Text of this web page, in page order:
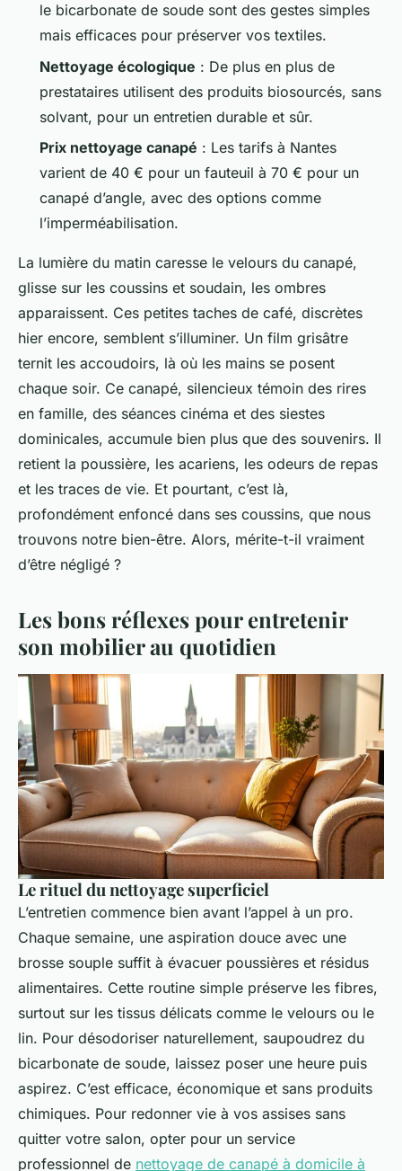
le bicarbonate de soude sont des gestes simples
mais efficaces pour préserver vos textiles.
Nettoyage écologique : De plus en plus de
prestataires utilisent des produits biosourcés, sans
solvant, pour un entretien durable et sûr.
Prix nettoyage canapé : Les tarifs à Nantes
varient de 40 € pour un fauteuil à 70 € pour un
canapé d’angle, avec des options comme
l’imperméabilisation.
La lumière du matin caresse le velours du canapé,
glisse sur les coussins et soudain, les ombres
apparaissent. Ces petites taches de café, discrètes
hier encore, semblent s’illuminer. Un film grisâtre
ternit les accoudoirs, là où les mains se posent
chaque soir. Ce canapé, silencieux témoin des rires
en famille, des séances cinéma et des siestes
dominicales, accumule bien plus que des souvenirs. Il
retient la poussière, les acariens, les odeurs de repas
et les traces de vie. Et pourtant, c’est là,
profondément enfoncé dans ses coussins, que nous
trouvons notre bien-être. Alors, mérite-t-il vraiment
d’être négligé ?
Les bons réflexes pour entretenir
son mobilier au quotidien
Le rituel du nettoyage superficiel
L’entretien commence bien avant l’appel à un pro.
Chaque semaine, une aspiration douce avec une
brosse souple suffit à évacuer poussières et résidus
alimentaires. Cette routine simple préserve les fibres,
surtout sur les tissus délicats comme le velours ou le
lin. Pour désodoriser naturellement, saupoudrez du
bicarbonate de soude, laissez poser une heure puis
aspirez. C’est efficace, économique et sans produits
chimiques. Pour redonner vie à vos assises sans
quitter votre salon, opter pour un service
professionnel de nettoyage de canapé à domicile à